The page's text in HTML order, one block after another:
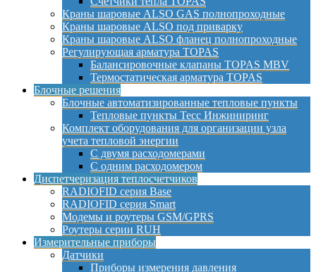
Краны шаровые ALSO GAS полнопроходные
Краны шаровые ALSO под приварку
Краны шаровые ALSO фланец полнопроходные
Регулирующая арматура TOPAS
Балансировочные клапаны TOPAS MBV
Термостатическая арматура TOPAS
Блочные решения
Блочные автоматизированные тепловые пункты
Тепловые пункты Тесс Инжиниринг
Комплект оборудования для организации узла
учета тепловой энергии
С двумя расходомерами
С одним расходомером
Диспетчеризация теплосчетчиков
RADIOFID серия Base
RADIOFID серия Smart
Модемы и роутеры GSM/GPRS
Роутеры серии RUH
Измерительные приборы
Датчики
Приборы измерения давления